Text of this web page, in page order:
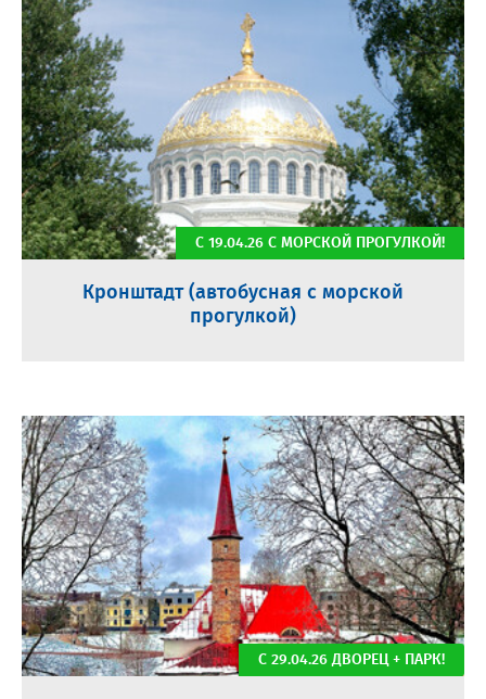
Кронштадт (автобусная с морской
прогулкой)
С 19.04.26 С МОРСКОЙ ПРОГУЛКОЙ!
С 29.04.26 ДВОРЕЦ + ПАРК!